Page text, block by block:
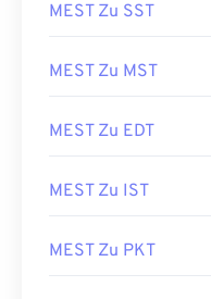
MEST Zu SST
MEST Zu MST
MEST Zu EDT
MEST Zu IST
MEST Zu PKT